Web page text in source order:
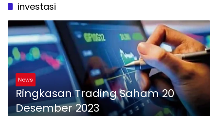
investasi
News
Ringkasan Trading Saham 20
Desember 2023